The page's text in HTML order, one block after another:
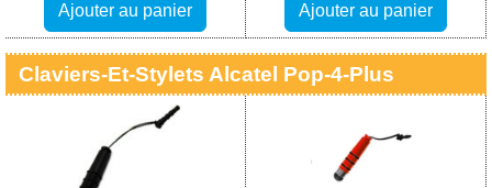
Ajouter au panier Ajouter au panier
Claviers-Et-Stylets Alcatel Pop-4-Plus